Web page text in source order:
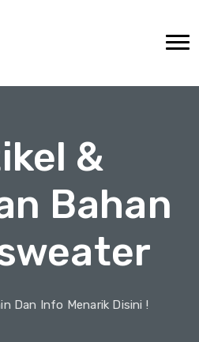
&
Bahan
Dan Info Menarik Disini !